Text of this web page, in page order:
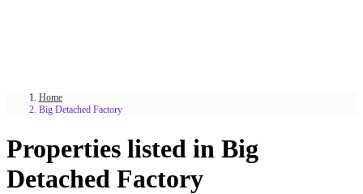
Home
Big Detached Factory
Properties listed in Big
Detached Factory